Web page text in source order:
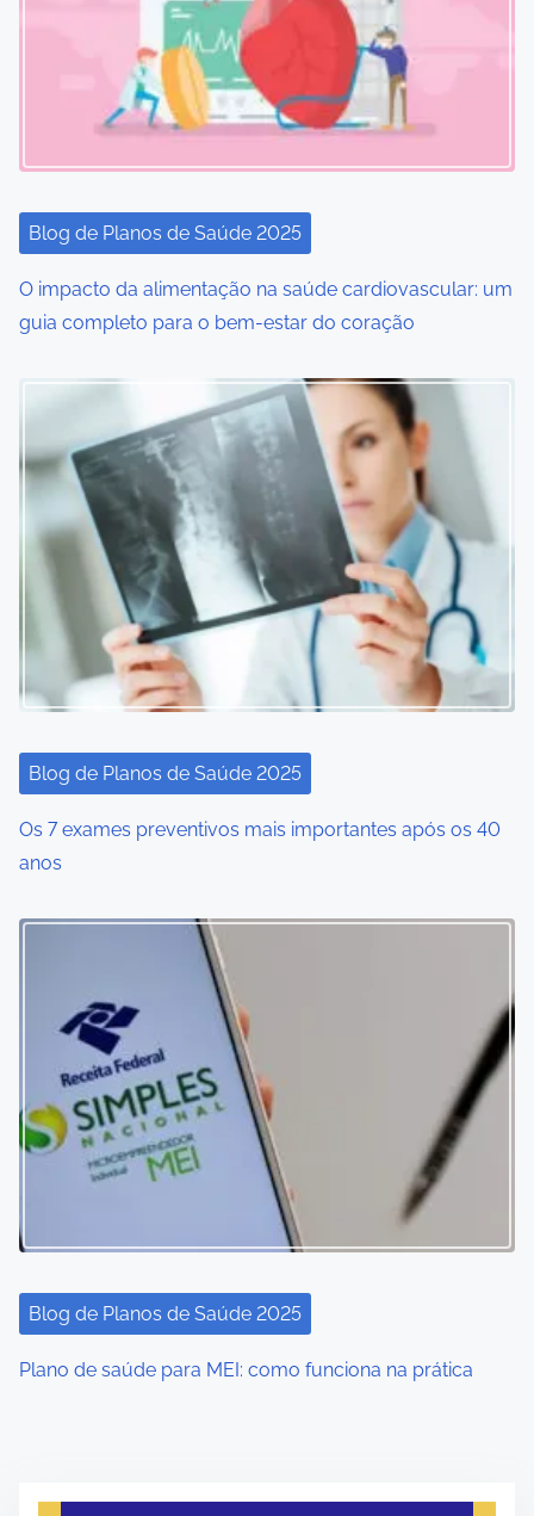
a
t
i
o
Blog de Planos de Saúde 2025
O impacto da alimentação na saúde cardiovascular: um
guia completo para o bem-estar do coração
Blog de Planos de Saúde 2025
Os 7 exames preventivos mais importantes após os 40
anos
Blog de Planos de Saúde 2025
Plano de saúde para MEI: como funciona na prática